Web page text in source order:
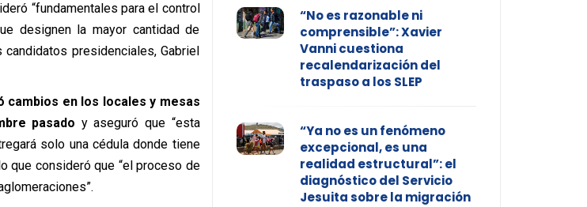
“fundamentales para el control
designen la mayor cantidad de
presidenciales, Gabriel
cambios en los locales y mesas
pasado y aseguró que “esta
solo una cédula donde tiene
que consideró que “el proceso de
“No es razonable ni
comprensible”: Xavier
Vanni cuestiona
recalendarización del
traspaso a los SLEP
“Ya no es un fenómeno
excepcional, es una
realidad estructural”: el
diagnóstico del Servicio
Jesuita sobre la migración